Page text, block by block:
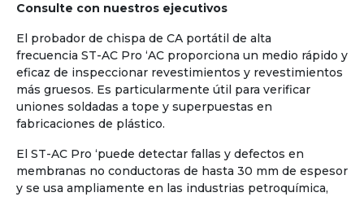
Consulte con nuestros ejecutivos
El probador de chispa de CA portátil de alta
frecuencia ST-AC Pro ‘AC proporciona un medio rápido y
eficaz de inspeccionar revestimientos y revestimientos
más gruesos. Es particularmente útil para verificar
uniones soldadas a tope y superpuestas en
fabricaciones de plástico.
El ST-AC Pro ‘puede detectar fallas y defectos en
membranas no conductoras de hasta 30 mm de espesor
y se usa ampliamente en las industrias petroquímica,